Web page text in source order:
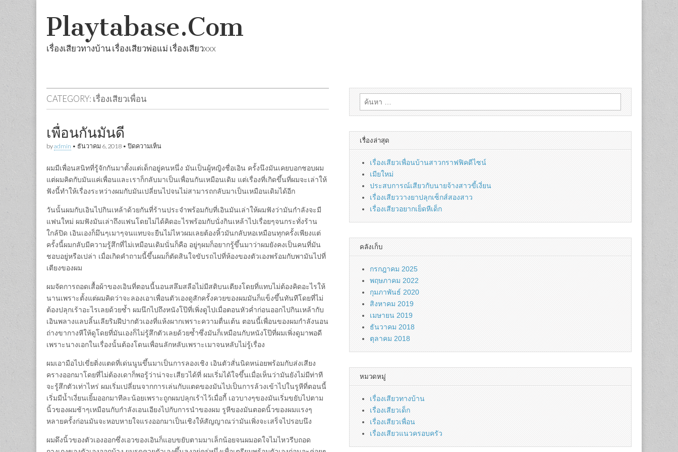
Playtabase.Com
เรื่องเสียวทางบ้าน เรื่องเสียวพ่อแม่ เรื่องเสียวxxx
menu
content
CATEGORY: เรื่องเสียวเพื่อน
เพื่อนกันมันดี
byadmin • ธันวาคม 6, 2018 • ปิดความเห็นบน
มันดี
ผมมีเพื่อนสนิทที่รู้จักกันมาตั้งแต่เด็กอยู่คนหนึ่ง มันเป็นผู้หญิงชื่อเอิน ครั้งนึงมันเคยบอกชอบผม
แต่ผมคิดกับมันแค่เพื่อนและเราก็กลับมาเป็นเพื่อนกันเหมือนเดิม แต่เรื่องที่เกิดขึ้นที่ผมจะเล่าให้
ฟังนี้ทำให้เรื่องระหว่างผมกับมันเปลี่ยนไปจนไม่สามารถกลับมาเป็นเหมือนเดิมได้อีก
วันนั้นผมกับเอินไปกินเหล้าด้วยกันที่ร้านประจำพร้อมกับที่เอินมันเล่าให้ผมฟังว่ามันกำลังจะมี
แฟนใหม่ ผมฟังมันเล่าถึงแฟนโดยไม่ได้คิดอะไรพร้อมกับนั่งกินเหล้าไปเรื่อยๆจนกระทั่งร้าน
ใกล้ปิด เอินเองก็มึนๆเมาๆจนแทบจะยืนไม่ไหวผมเลยต้องหิ้วมันกลับหอเหมือนทุกครั้งเพียงแต่
ครั้งนี้ผมกลับมีความรู้สึกที่ไม่เหมือนเดิมนั่นก็คือ อยู่ๆผมก็อยากรู้ขึ้นมาว่าผมยังคงเป็นคนที่มัน
ชอบอยู่หรือเปล่า เมื่อเกิดคำถามนี้ขึ้นผมก็ตัดสินใจขับรถไปที่ห้องของตัวเองพร้อมกับพามันไปที่
เตียงของผม
ผมจัดการถอดเสื้อผ้าของเอินที่ตอนนี้นอนสลึมสลือไม่มีสติบนเตียงโดยที่แทบไม่ต้องคิดอะไรให้
นานเพราะตั้งแต่ผมคิดว่าจะลองเอาเพื่อนตัวเองดูสักครั้งควยของผมมันก็แข็งขึ้นทันทีโดยที่ไม่
ต้องปลุกเร้าอะไรเลยด้วยซ้ำ ผมนึกไปถึงหนังโป๊ที่เพิ่งดูไปเมื่อตอนหัวค่ำก่อนออกไปกินเหล้ากับ
เอินพลางแลบลิ้นเลียริมฝีปากตัวเองที่แห้งผากเพราะความตื่นเต้น ตอนนี้เพื่อนของผมกำลังนอน
ถ่างขากางหีให้ดูโดยที่มันเองก็ไม่รู้สึกตัวเลยด้วยซ้ำซึ่งมันก็เหมือนกับหนังโป๊ที่ผมเพิ่งดูมาพอดี
เพราะนางเอกในเรื่องนั้นต้องโดนเพื่อนลักหลับเพราะเมาจนหลับไม่รู้เรื่อง
ผมเอามือไปเขี่ยติ่งแตดที่เด่นนูนขึ้นมาเป็นการลองเชิง เอินตัวสั่นนิดหน่อยพร้อมกับส่งเสียง
ครางออกมาโดยที่ไม่ต้องเดาก็พอรู้ว่าน่าจะเสียวได้ที่ ผมเริ่มได้ใจขึ้นเมื่อเห็นว่ามันยังไม่มีท่าที
จะรู้สึกตัวเท่าไหร่ ผมเริ่มเปลี่ยนจากการเล่นกับแตดของมันไปเป็นการล้วงเข้าไปในรูหีที่ตอนนี้
เริ่มมีน้ำเงี่ยนเยิ้มออกมาทีละน้อยเพราะถูกผมปลุกเร้าไว้เมื่อกี้ เอวบางๆของมันเริ่มขยับไปตาม
นิ้วของผมช้าๆเหมือนกับกำลังเอนเอียงไปกับการนำของผม รูหีของมันตอดนิ้วของผมแรงๆ
หลายครั้งก่อนมันจะหอบหายใจแรงออกมาเป็นเชิงให้สัญญาณว่ามันเพิ่งจะเสร็จไปรอบนึง
ผมดึงนิ้วของตัวเองออกซึ่งเอวของเอินก็แอบขยับตามมาเล็กน้อยจนผมอดใจไมไหวรีบถอด
ค้นหา
สำหรับ:
เรื่องล่าสุด
เรื่องเสียวเพื่อนบ้านสาวกราฟฟิคดีไซน์
เมียใหม่
ประสบการณ์เสียวกับนายจ้างสาวขี้เงี่ยน
เรื่องเสียววางยาปลุกเซ็กส์สองสาว
เรื่องเสียวอยากเย็ดหีเด็ก
คลังเก็บ
กรกฎาคม 2025
พฤษภาคม 2022
กุมภาพันธ์ 2020
สิงหาคม 2019
เมษายน 2019
ธันวาคม 2018
ตุลาคม 2018
หมวดหมู่
เรื่องเสียวทางบ้าน
เรื่องเสียวเด็ก
เรื่องเสียวเพื่อน
เรื่องเสียวแนวครอบครัว